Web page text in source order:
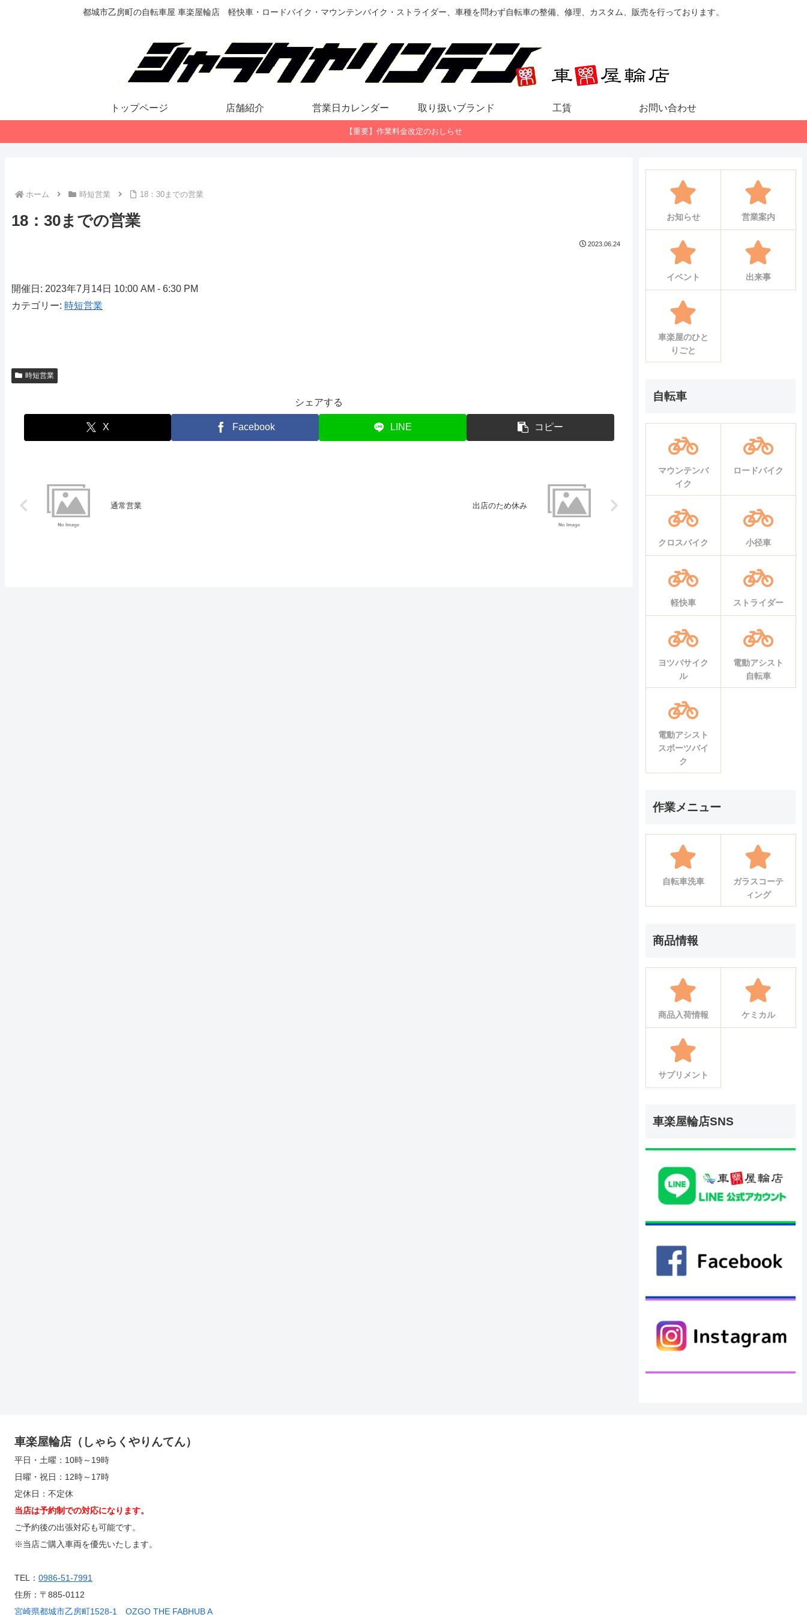
都城市乙房町の自転車屋 車楽屋輪店 軽快車・ロードバイク・マウンテンバイク・ストライダー、車種を問わず自転車の整備、修理、カスタム、販売を行っております。
トップページ 店舗紹介 営業日カレンダー 取り扱いブランド 工賃 お問い合わせ
【重要】作業料金改定のおしらせ
ホーム 時短営業 18：30までの営業
18：30までの営業
2023.06.24
開催日: 2023年7月14日 10:00 AM - 6:30 PM
カテゴリー: 時短営業
時短営業
シェアする
X Facebook LINE コピー
通常営業 出店のため休み
お知らせ 営業案内
イベント 出来事
車楽屋のひと
りごと
自転車
マウンテンバ
イク
ロードバイク
クロスバイク 小径車
軽快車 ストライダー
ヨツバサイク
ル
電動アシスト
自転車
電動アシスト
スポーツバイ
ク
作業メニュー
自転車洗車
ガラスコーテ
ィング
商品情報
商品入荷情報 ケミカル
サプリメント
車楽屋輪店SNS
車楽屋輪店（しゃらくやりんてん）
平日・土曜：10時～19時
日曜・祝日：12時～17時
定休日：不定休
当店は予約制での対応になります。
ご予約後の出張対応も可能です。
※当店ご購入車両を優先いたします。
TEL： 0986-51-7991
住所：〒885-0112
宮崎県都城市乙房町1528-1 OZGO THE FABHUB A